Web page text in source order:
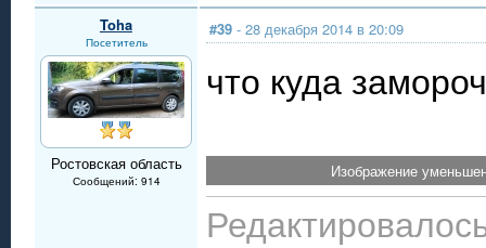
Toha
Посетитель
Ростовская область
Сообщений: 914
#39 - 28 декабря 2014 в 20:09
что куда
Изображение